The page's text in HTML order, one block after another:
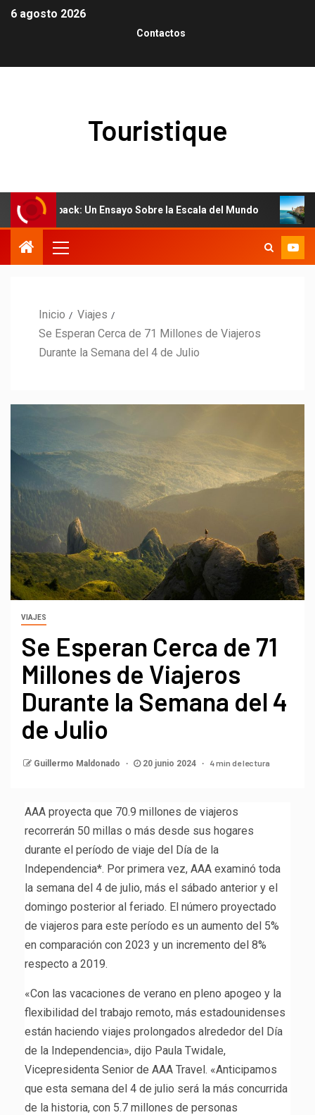
6 agosto 2026
Contactos
Touristique
Un Ensayo Sobre la Escala del Mundo El arte
Inicio
Viajes
Se Esperan Cerca de 71 Millones de Viajeros
Durante la Semana del 4 de Julio
VIAJES
Se Esperan Cerca de 71
Millones de Viajeros
Durante la Semana del 4
de Julio
Guillermo Maldonado 20 junio 2024 4 min de lectura
AAA proyecta que 70.9 millones de viajeros
recorrerán 50 millas o más desde sus hogares
durante el período de viaje del Día de la
Independencia*. Por primera vez, AAA examinó toda
la semana del 4 de julio, más el sábado anterior y el
domingo posterior al feriado. El número proyectado
de viajeros para este período es un aumento del 5%
en comparación con 2023 y un incremento del 8%
respecto a 2019.
«Con las vacaciones de verano en pleno apogeo y la
flexibilidad del trabajo remoto, más estadounidenses
están haciendo viajes prolongados alrededor del Día
de la Independencia», dijo Paula Twidale,
Vicepresidenta Senior de AAA Travel. «Anticipamos
que esta semana del 4 de julio será la más concurrida
de la historia, con 5.7 millones de personas